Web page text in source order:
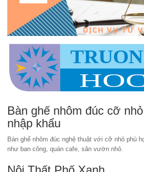
Bàn ghế nhôm đúc cỡ
nhập khẩu
Bàn ghế nhôm đúc nghệ thuật với cỡ nhỏ phù
như ban công, quán cafe, sân vườn nhỏ.